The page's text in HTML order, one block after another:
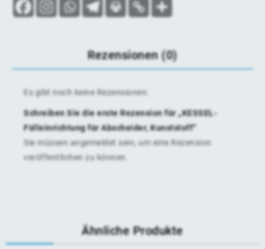
Rezensionen (0)
Es gibt noch keine Rezensionen.
Schreiben Sie die erste Rezension für „KESSEL-
Fülleinrichtung für Abscheider, Kunststoff“
Sie müssen angemeldet sein, um eine Rezension
veröffentlichen zu können.
Ähnliche Produkte